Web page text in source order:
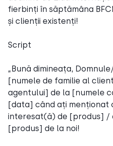
fierbinți în săptămâna
și clienții existenți!
Script
„Bună dimineața,
[numele de familie al
agentului] de la [numele
[data] când ați menționat
interesat(ă) de [produs] /
[produs] de la noi!